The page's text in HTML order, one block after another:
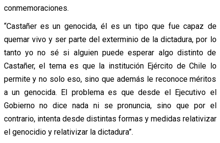
conmemoraciones.
“Castañer es un genocida, él es un tipo que fue capaz de
quemar vivo y ser parte del exterminio de la dictadura, por lo
tanto yo no sé si alguien puede esperar algo distinto de
Castañer, el tema es que la institución Ejército de Chile lo
permite y no solo eso, sino que además le reconoce méritos
a un genocida. El problema es que desde el Ejecutivo el
Gobierno no dice nada ni se pronuncia, sino que por el
contrario, intenta desde distintas formas y medidas relativizar
el genocidio y relativizar la dictadura”.